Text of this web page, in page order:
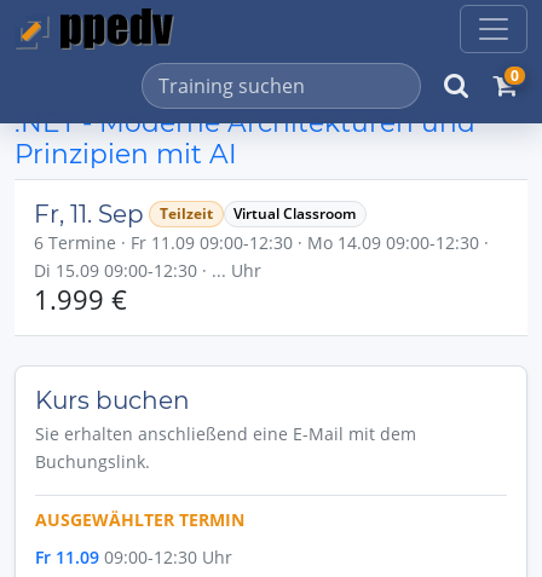
0
.NET - Moderne Architekturen und
Prinzipien mit AI
Fr, 11. Sep Teilzeit Virtual Classroom
6 Termine · Fr 11.09 09:00-12:30 · Mo 14.09 09:00-12:30 ·
Di 15.09 09:00-12:30 · ... Uhr
1.999 €
Kurs buchen
Sie erhalten anschließend eine E-Mail mit dem
Buchungslink.
AUSGEWÄHLTER TERMIN
Fr 11.09 09:00-12:30 Uhr